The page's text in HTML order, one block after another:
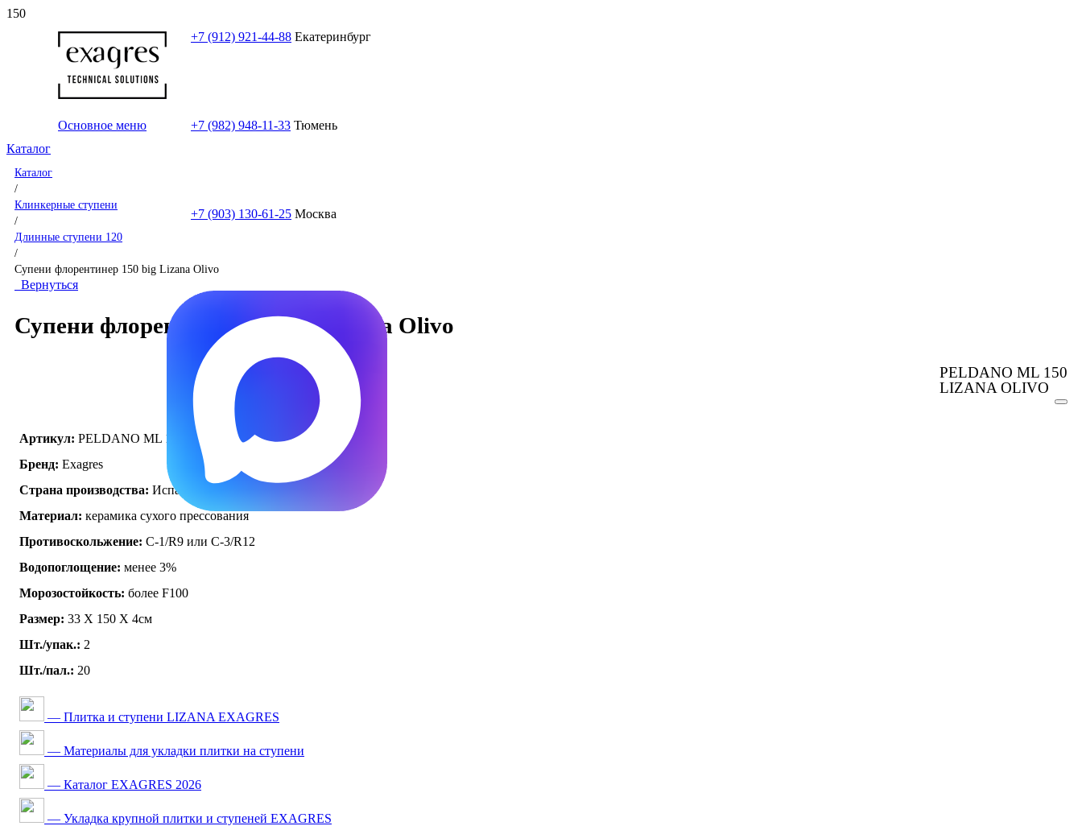
+7 (912) 921-44-88 Екатеринбург
+7 (982) 948-11-33 Тюмень
+7 (903) 130-61-25 Москва
Основное меню
Каталог
Каталог
/
Клинкерные ступени
/
Длинные ступени 120
/
Супени флорентинер 150 big Lizana Olivo
Вернуться
Супени флорентинер 150 big Lizana Olivo
PELDANO ML 150
LIZANA OLIVO
Артикул: PELDANO ML 150 LIZANA OLIVO
Бренд: Exagres
Страна производства: Испания
Материал: керамика сухого прессования
Противоскольжение: C-1/R9 или C-3/R12
Водопоглощение: менее 3%
Морозостойкость: более F100
Размер: 33 Х 150 Х 4см
Шт./упак.: 2
Шт./пал.: 20
— Плитка и ступени LIZANA EXAGRES
— Материалы для укладки плитки на ступени
— Каталог EXAGRES 2026
— Укладка крупной плитки и ступеней EXAGRES